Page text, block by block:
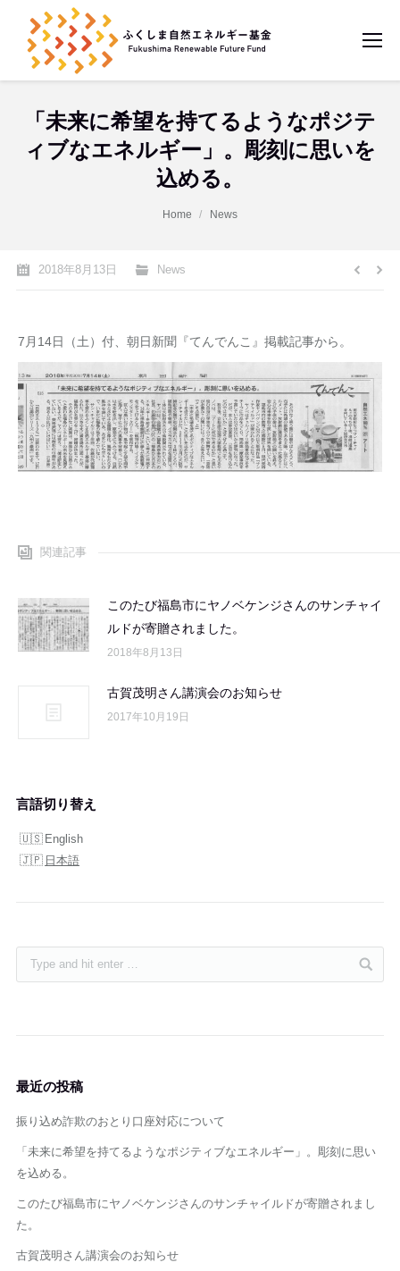
「未来に希望を持てるようなポジテ
ィブなエネルギー」。彫刻に思いを
込める。
Home News
2018年8月13日 News
7月14日（土）付、朝日新聞『てんでんこ』掲載記事から。
関連記事
このたび福島市にヤノベケンジさんのサンチャイ
ルドが寄贈されました。
2018年8月13日
古賀茂明さん講演会のお知らせ
2017年10月19日
言語切り替え
English
日本語
最近の投稿
振り込め詐欺のおとり口座対応について
「未来に希望を持てるようなポジティブなエネルギー」。彫刻に思い
を込める。
このたび福島市にヤノベケンジさんのサンチャイルドが寄贈されまし
た。
古賀茂明さん講演会のお知らせ